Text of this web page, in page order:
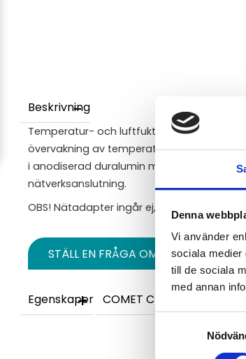
Denna
Vi använder
sociala medier
till de sociala
med annan
Beskrivning
Temperatur- och luftfuktighets/
övervakning av temperatur och
i anodiserad duralumin med 1 m kabel
nätverksanslutning.
OBS! Nätadapter ingår ej, se relaterade
STÄLL EN FRÅGA OM PRODUKTEN
Egenskaper COMET Cloud